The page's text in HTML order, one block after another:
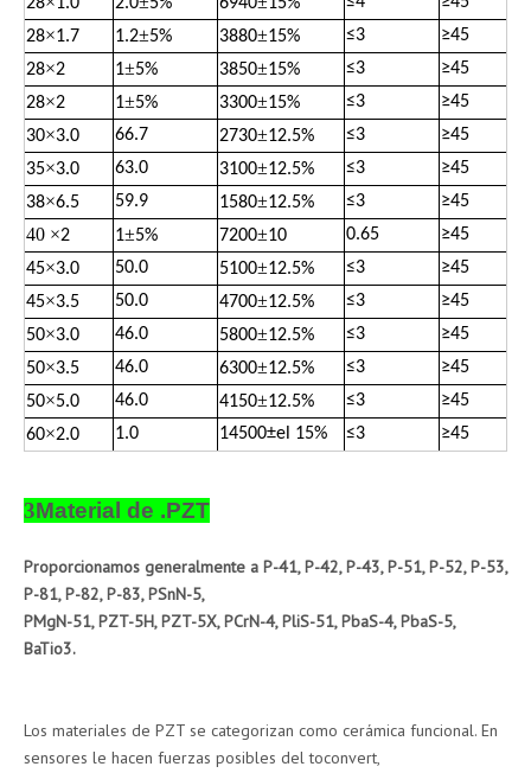
28×1.7 1.2±5% 3880±15% ≤3 ≥45
28×2 1±5% 3850±15% ≤3 ≥45
28×2 1±5% 3300±15% ≤3 ≥45
30×3.0 66.7 2730±12.5% ≤3 ≥45
35×3.0 63.0 3100±12.5% ≤3 ≥45
38×6.5 59.9 1580±12.5% ≤3 ≥45
40 ×2 1±5% 7200±10 0.65 ≥45
45×3.0 50.0 5100±12.5% ≤3 ≥45
45×3.5 50.0 4700±12.5% ≤3 ≥45
50×3.0 46.0 5800±12.5% ≤3 ≥45
50×3.5 46.0 6300±12.5% ≤3 ≥45
50×5.0 46.0 4150±12.5% ≤3 ≥45
60×2.0 1.0 14500±el 15% ≤3 ≥45
3Material de .PZT
Proporcionamos generalmente a P-41, P-42, P-43, P-51, P-52, P-53,
P-81, P-82, P-83, PSnN-5,
PMgN-51, PZT-5H, PZT-5X, PCrN-4, PliS-51, PbaS-4, PbaS-5,
BaTio3.
Los materiales de PZT se categorizan como cerámica funcional. En
sensores le hacen fuerzas posibles del toconvert,